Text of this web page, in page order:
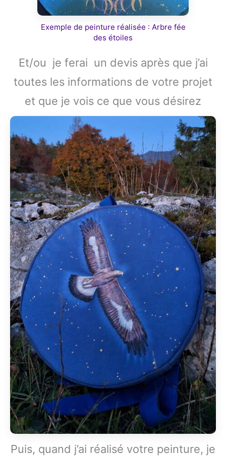
Exemple de peinture réalisée : Arbre fée
des étoiles
Et/ou je ferai un devis après que j’ai
toutes les informations de votre projet
et que je vois ce que vous désirez
Puis, quand j’ai réalisé votre peinture, je